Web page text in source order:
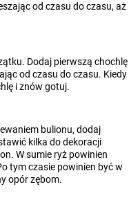
od czasu do czasu, aż
Dodaj pierwszą chochlę
od czasu do czasu. Kiedy
i znów gotuj.
bulionu, dodaj
kilka do dekoracji
W sumie ryż powinien
tym czasie powinien być w
opór zębom.